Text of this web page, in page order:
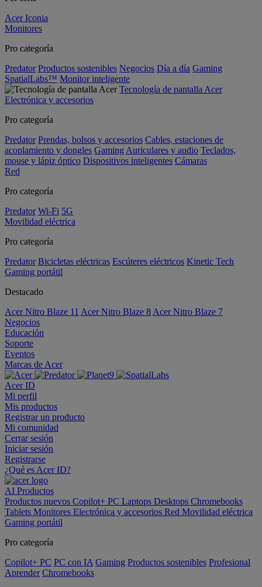
Acer Iconia
Monitores
Pro categoría
Predator Productos sostenibles Negocios Día a día Gaming
SpatialLabs™ Monitor inteligente
Tecnología de pantalla Acer
Electrónica y accesorios
Pro categoría
Predator Prendas, bolsos y accesorios Cables, estaciones de
acoplamiento y dongles Gaming Auriculares y audio Teclados,
mouse y lápiz óptico Dispositivos inteligentes Cámaras
Red
Pro categoría
Predator Wi-Fi 5G
Movilidad eléctrica
Pro categoría
Predator Bicicletas eléctricas Escúteres eléctricos Kinetic Tech
Gaming portátil
Destacado
Acer Nitro Blaze 11 Acer Nitro Blaze 8 Acer Nitro Blaze 7
Negocios
Educación
Soporte
Eventos
Marcas de Acer
Acer ID
Mi perfil
Mis productos
Registrar un producto
Mi comunidad
Cerrar sesión
Iniciar sesión
Registrarse
¿Qué es Acer ID?
AI Productos
Productos nuevos Copilot+ PC Laptops Desktops Chromebooks
Tablets Monitores Electrónica y accesorios Red Movilidad eléctrica
Gaming portátil
Pro categoría
Copilot+ PC PC con IA Gaming Productos sostenibles Profesional
Aprender Chromebooks